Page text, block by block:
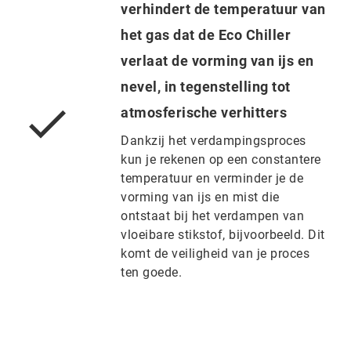
verhindert de temperatuur van
het gas dat de Eco Chiller
verlaat de vorming van ijs en
nevel, in tegenstelling tot
atmosferische verhitters
Dankzij het verdampingsproces
kun je rekenen op een constantere
temperatuur en verminder je de
vorming van ijs en mist die
ontstaat bij het verdampen van
vloeibare stikstof, bijvoorbeeld. Dit
komt de veiligheid van je proces
ten goede.